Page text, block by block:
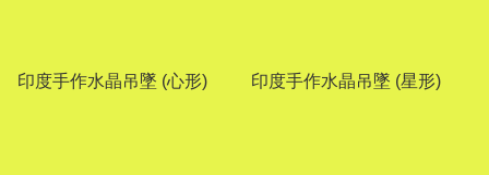
印度手作水晶吊墜 (心形) 印度手作水晶吊墜 (星形)